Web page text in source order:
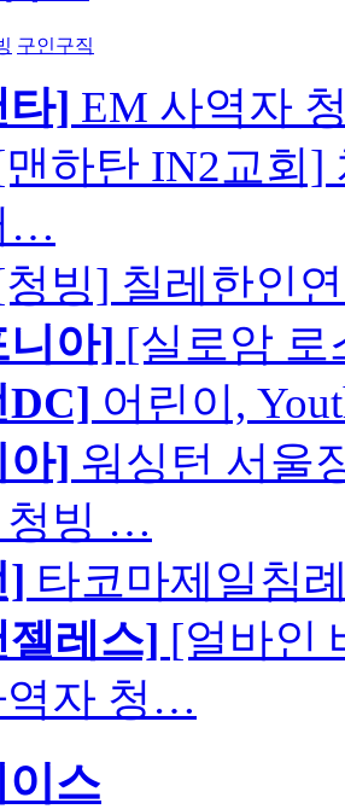
구인구직
타] EM 사역자
하탄 IN2교회]
…
빙] 칠레한인
아] [실로암 로
DC] 어린이,
아] 워싱턴 서울
청빙 …
] 타코마제일침
레스] [얼바인
역자 청…
스